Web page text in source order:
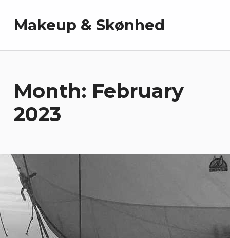
Makeup & Skønhed
Month: February
2023